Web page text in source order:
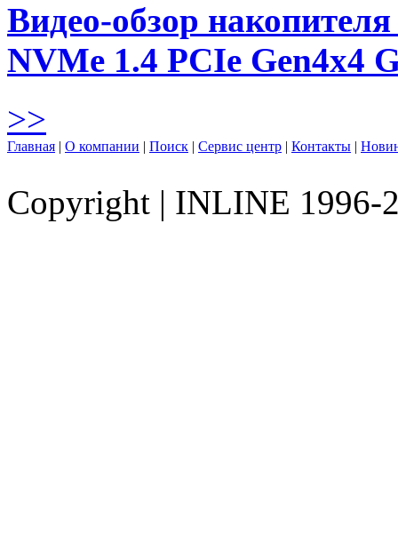
Видео-обзор
NVMe 1.4 PCIe Gen4х4
>>
Главная | О компании | Поиск | Сервис центр | Контакты |
Copyright | INLINE 1996-